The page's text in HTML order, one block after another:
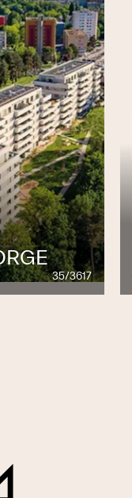
35/3617